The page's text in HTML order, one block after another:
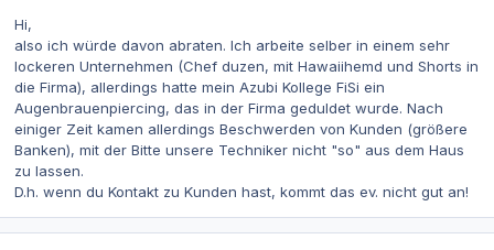
Hi,
also ich würde davon abraten. Ich arbeite selber in einem sehr
lockeren Unternehmen (Chef duzen, mit Hawaiihemd und Shorts in
die Firma), allerdings hatte mein Azubi Kollege FiSi ein
Augenbrauenpiercing, das in der Firma geduldet wurde. Nach
einiger Zeit kamen allerdings Beschwerden von Kunden (größere
Banken), mit der Bitte unsere Techniker nicht "so" aus dem Haus
zu lassen.
D.h. wenn du Kontakt zu Kunden hast, kommt das ev. nicht gut an!